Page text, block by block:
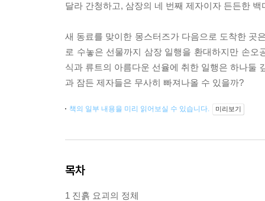
달라 간청하고, 삼장의 네 번째 제자이자 든든한
새 동료를 맞이한 몽스터즈가 다음으로 도착한 곳
로 수놓은 선물까지 삼장 일행을 환대하지만 손
식과 류트의 아름다운 선율에 취한 일행은 하나둘
과 잠든 제자들은 무사히 빠져나올 수 있을까?
책의 일부 내용을 미리 읽어보실 수 있습니다. 미리보기
목차
1 진흙 요괴의 정체